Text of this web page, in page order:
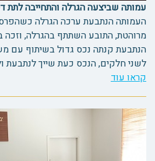
עמותה שביצעה הגרלה והתחייבה לתת דירה
העמותה הנתבעת ערכה הגרלה
מרוהטת, התובע השתתף בהגרלה,
הנתבעת קנתה נכס גדול בשיתוף עם
לשני חלקים, הנכס כעת שייך לנתבעת
קראו עוד